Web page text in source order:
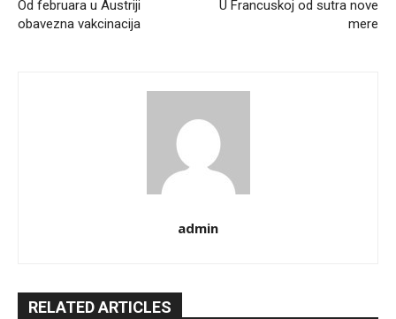
Od februara u Austriji
obavezna vakcinacija
U Francuskoj od sutra nove
mere
admin
RELATED ARTICLES